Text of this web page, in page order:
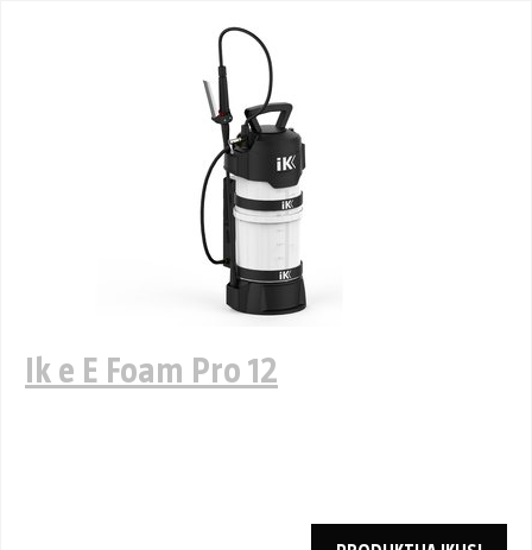
Ik e E Foam Pro 12